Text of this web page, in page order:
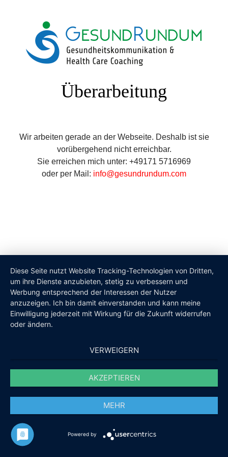
Überarbeitung
Wir arbeiten gerade an der Webseite. Deshalb ist sie
vorübergehend nicht erreichbar.
Sie erreichen mich unter: +49171 5716969
oder per Mail: info@gesundrundum.com
Diese Seite nutzt Website Tracking-Technologien von Dritten,
um ihre Dienste anzubieten, stetig zu verbessern und
Werbung entsprechend der Interessen der Nutzer
anzuzeigen. Ich bin damit einverstanden und kann meine
Einwilligung jederzeit mit Wirkung für die Zukunft widerrufen
oder ändern.
VERWEIGERN
AKZEPTIEREN
MEHR
Powered by